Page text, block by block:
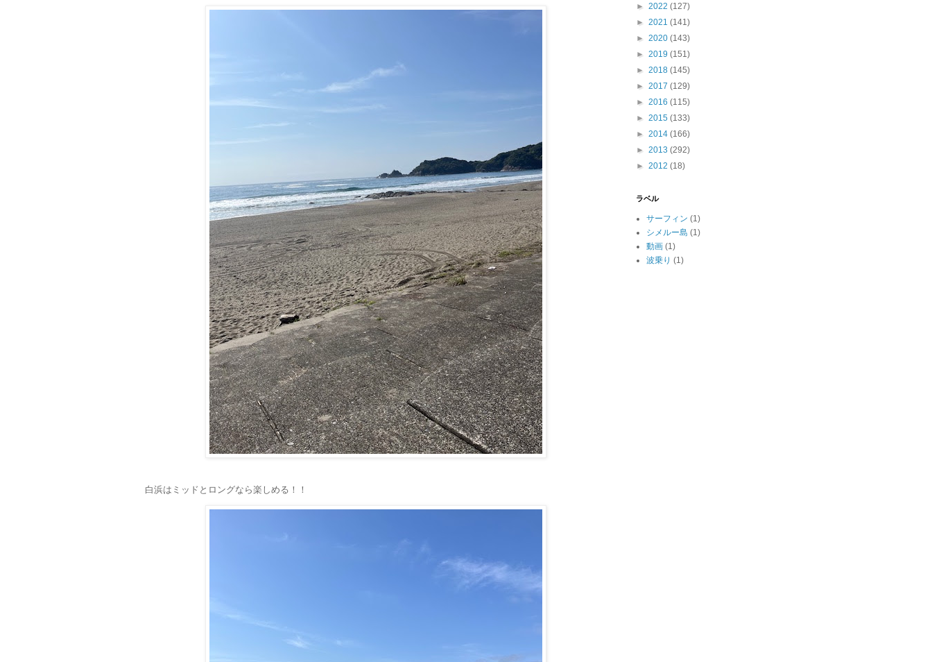
白浜はミッドとロングなら楽しめる！！
► 2022 (127)
► 2021 (141)
► 2020 (143)
► 2019 (151)
► 2018 (145)
► 2017 (129)
► 2016 (115)
► 2015 (133)
► 2014 (166)
► 2013 (292)
► 2012 (18)
ラベル
サーフィン (1)
シメルー島 (1)
動画 (1)
波乗り (1)